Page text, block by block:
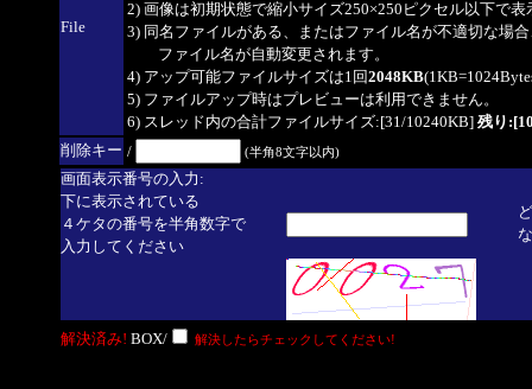
File
2) 画像は初期状態で縮小サイズ250×250ピクセル以下で表
3) 同名ファイルがある、またはファイル名が不適切な場
ファイル名が自動変更されます。
4) アップ可能ファイルサイズは1回2048KB
5) ファイルアップ時はプレビューは利用できません。
6) スレッド内の合計ファイルサイズ:[31/10240KB] 残り
削除キー / (半角8文字以内)
画面表示番号の入力:
下に表示されている
４ケタの番号を半角数字で
入力してください
解決済み! BOX/ 解決したらチェックしてください!